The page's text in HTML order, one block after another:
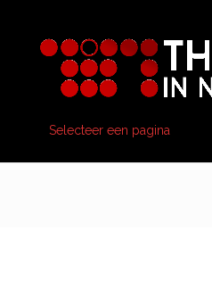
Selecteer een pagina